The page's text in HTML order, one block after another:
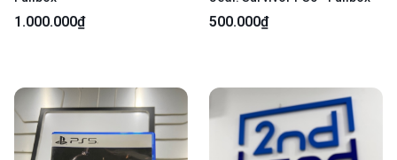
1.000.000₫ 500.000₫